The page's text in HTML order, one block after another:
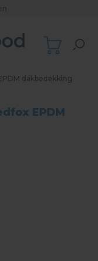
dakbedekking
EPDM